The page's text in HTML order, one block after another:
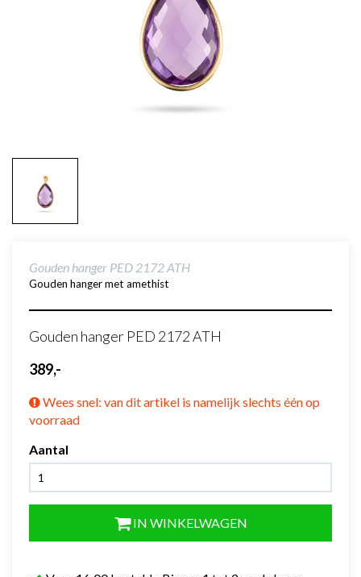
Gouden hanger PED 2172 ATH
Gouden hanger met amethist
Gouden hanger PED 2172 ATH
389,-
Wees snel: van dit artikel is namelijk slechts één op
voorraad
Aantal
IN WINKELWAGEN